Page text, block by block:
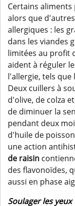
Certains
alors que
allergiques : les
dans les viandes
limitées au profit
aident à réguler
l'allergie, tels que
Deux cuillers à
d'olive, de colza
de diminuer la
pendant deux
d'huile de
une action
de raisin
des flavonoïdes,
aussi en phase
Soulager les yeux